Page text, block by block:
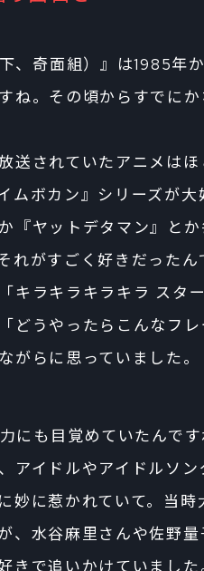
下、奇面組）』は1985年
ね。その頃からすでに
送されていたアニメはほ
ムボカン』シリーズが大
『ヤットデタマン』と
れがすごく好きだった
キラキラキラキラ スタ
どうやったらこんなフ
らに思っていました。
にも目覚めていたんです
イドルやアイドルソン
妙に惹かれていて。当時
、水谷麻里さんや佐野
きで追いかけていました